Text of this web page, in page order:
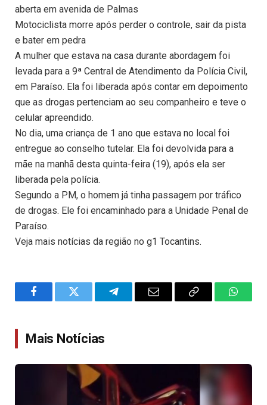
aberta em avenida de Palmas
Motociclista morre após perder o controle, sair da pista
e bater em pedra
A mulher que estava na casa durante abordagem foi
levada para a 9ª Central de Atendimento da Polícia Civil,
em Paraíso. Ela foi liberada após contar em depoimento
que as drogas pertenciam ao seu companheiro e teve o
celular apreendido.
No dia, uma criança de 1 ano que estava no local foi
entregue ao conselho tutelar. Ela foi devolvida para a
mãe na manhã desta quinta-feira (19), após ela ser
liberada pela polícia.
Segundo a PM, o homem já tinha passagem por tráfico
de drogas. Ele foi encaminhado para a Unidade Penal de
Paraíso.
Veja mais notícias da região no g1 Tocantins.
FacebookTwitter TelegramEmail
Copy
Mais Notícias